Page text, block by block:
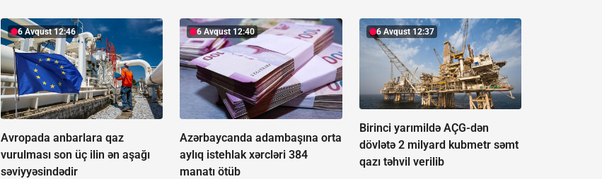
6 Avqust 12:46
Avropada anbarlara qaz
vurulması son üç ilin ən aşağı
səviyyəsindədir
6 Avqust 12:40
Azərbaycanda adambaşına orta
aylıq istehlak xərcləri 384
manatı ötüb
6 Avqust 12:37
Birinci yarımildə AÇG-dən
dövlətə 2 milyard kubmetr səmt
qazı təhvil verilib